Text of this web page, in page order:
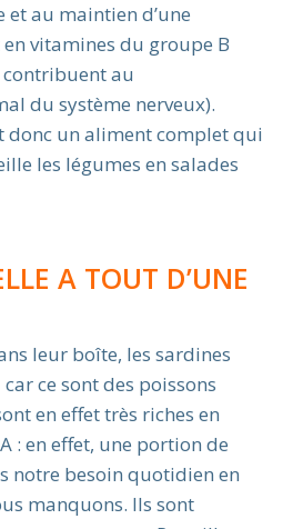
au maintien d’une
vitamines du groupe B
contribuent au
du système nerveux).
donc un aliment complet qui
les légumes en salades
A TOUT D’UNE
leur boîte, les sardines
ce sont des poissons
en effet très riches en
: en effet, une portion de
notre besoin quotidien en
manquons. Ils sont